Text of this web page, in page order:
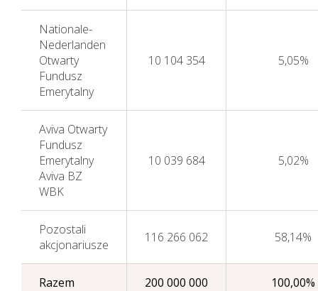
Nationale-
Nederlanden
Otwarty
Fundusz
Emerytalny
10 104 354 5,05%
Aviva Otwarty
Fundusz
Emerytalny
Aviva BZ
WBK
10 039 684 5,02%
Pozostali
akcjonariusze
116 266 062 58,14%
Razem 200 000 000 100,00%